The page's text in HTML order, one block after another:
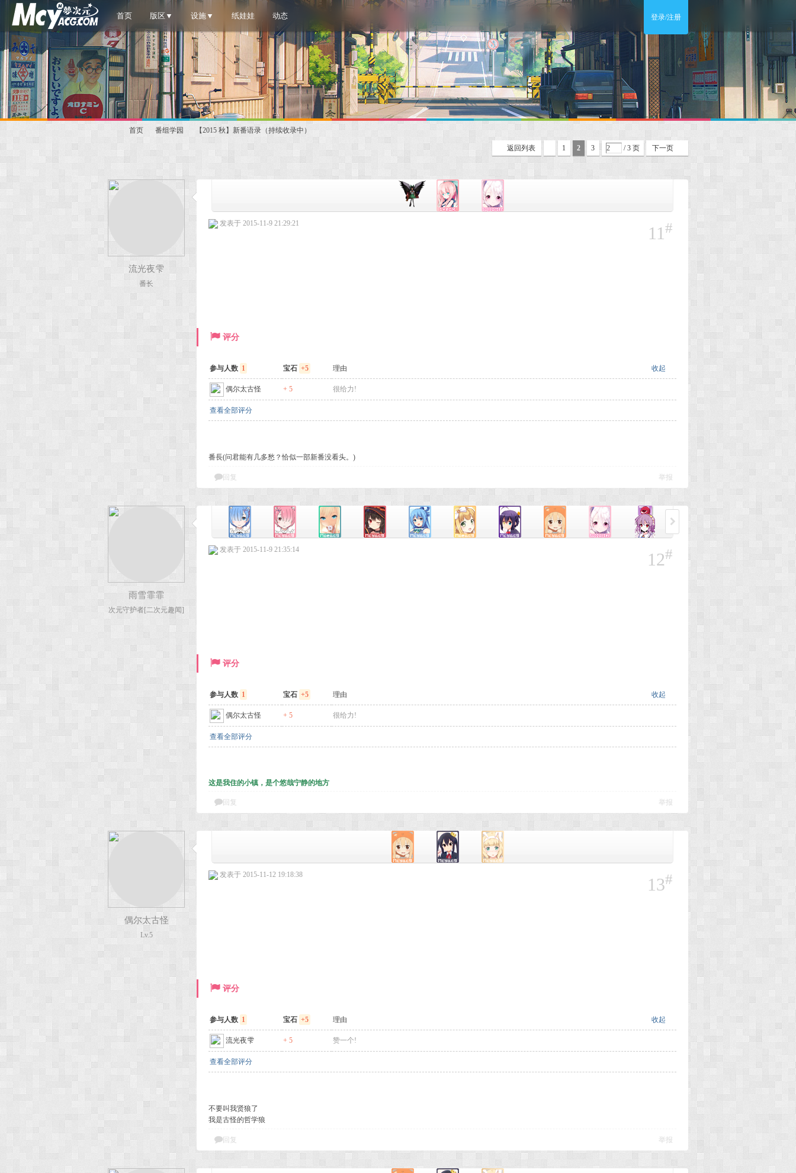
登录/注册
首页 版区▼ 设施▼ 纸娃娃 动态
梦
元
»
首页
›
番组学园
›
【2015 秋】新番语录（持续收录中）
1 2 3 / 3 页 下一页
返回列表
流光夜雫
番长
11 #
发表于 2015-11-9 21:29:21
评分
参与人数 1 宝石 +5 收起
理由
偶尔太古怪 + 5 很给力!
查看全部评分
番長(问君能有几多愁？恰似一部新番没看头。)
回复 举报
雨雪霏霏
次元守护者[二次元趣闻]
12#
发表于 2015-11-9 21:35:14
评分
参与人数 1 宝石 +5 收起
理由
偶尔太古怪 + 5 很给力!
查看全部评分
这是我住的小镇，是个悠哉宁静的地方
回复 举报
偶尔太古怪
Lv.5
13#
发表于 2015-11-12 19:18:38
评分
参与人数 1 宝石 +5 收起
理由
流光夜雫 + 5 赞一个!
查看全部评分
不要叫我贤狼了
我是古怪的哲学狼
回复 举报